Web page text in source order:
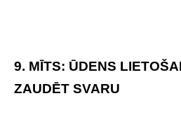
9. MĪTS: ŪDENS
ZAUDĒT SVARU